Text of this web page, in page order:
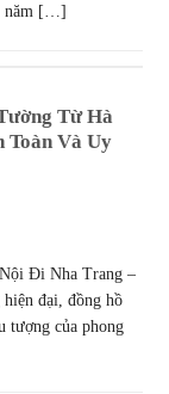
năm […]
Từ Hà
Toàn Và Uy
Đi Nha Trang –
đại, đồng hồ
tượng của phong